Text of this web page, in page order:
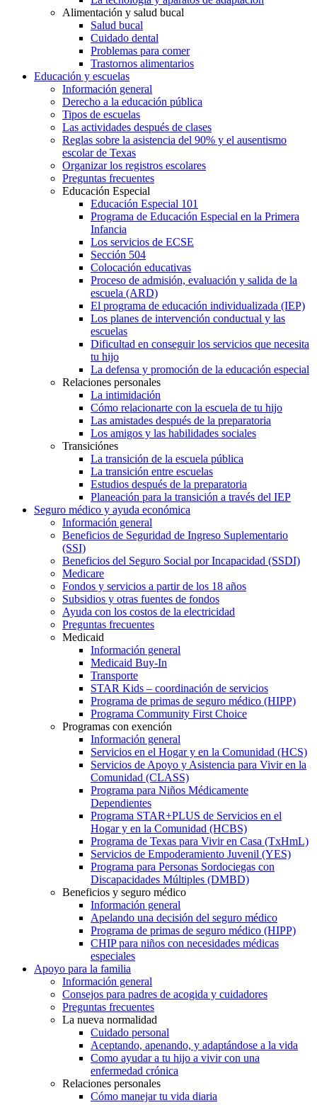
Alimentación y salud bucal
Salud bucal
Cuidado dental
Problemas para comer
Trastornos alimentarios
Educación y escuelas
Información general
Derecho a la educación pública
Tipos de escuelas
Las actividades después de clases
Reglas sobre la asistencia del 90% y el ausentismo
escolar de Texas
Organizar los registros escolares
Preguntas frecuentes
Educación Especial
Educación Especial 101
Programa de Educación Especial en la Primera
Infancia
Los servicios de ECSE
Sección 504
Colocación educativas
Proceso de admisión, evaluación y salida de la
escuela (ARD)
El programa de educación individualizada (IEP)
Los planes de intervención conductual y las
escuelas
Dificultad en conseguir los servicios que necesita
tu hijo
La defensa y promoción de la educación especial
Relaciones personales
La intimidación
Cómo relacionarte con la escuela de tu hijo
Las amistades después de la preparatoria
Los amigos y las habilidades sociales
Transiciónes
La transición de la escuela pública
La transición entre escuelas
Estudios después de la preparatoria
Planeación para la transición a través del IEP
Seguro médico y ayuda económica
Información general
Beneficios de Seguridad de Ingreso Suplementario
(SSI)
Beneficios del Seguro Social por Incapacidad (SSDI)
Medicare
Fondos y servicios a partir de los 18 años
Subsidios y otras fuentes de fondos
Ayuda con los costos de la electricidad
Preguntas frecuentes
Medicaid
Información general
Medicaid Buy-In
Transporte
STAR Kids – coordinación de servicios
Programa de primas de seguro médico (HIPP)
Programa Community First Choice
Programas con exención
Información general
Servicios en el Hogar y en la Comunidad (HCS)
Servicios de Apoyo y Asistencia para Vivir en la
Comunidad (CLASS)
Programa para Niños Médicamente
Dependientes
Programa STAR+PLUS de Servicios en el
Hogar y en la Comunidad (HCBS)
Programa de Texas para Vivir en Casa (TxHmL)
Servicios de Empoderamiento Juvenil (YES)
Programa para Personas Sordociegas con
Discapacidades Múltiples (DMBD)
Beneficios y seguro médico
Información general
Apelando una decisión del seguro médico
Programa de primas de seguro médico (HIPP)
CHIP para niños con necesidades médicas
especiales
Apoyo para la familia
Información general
Consejos para padres de acogida y cuidadores
Preguntas frecuentes
La nueva normalidad
Cuidado personal
Aceptando, apenando, y adaptándose a la vida
Como ayudar a tu hijo a vivir con una
enfermedad crónica
Relaciones personales
Cómo manejar tu vida diaria